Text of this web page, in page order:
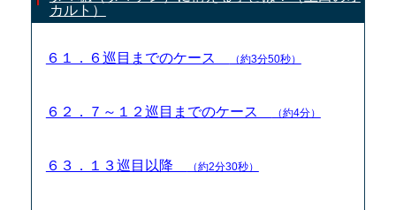
カルト）
６１．６巡目までのケース （約3分50秒）
６２．７～１２巡目までのケース （約4分）
６３．１３巡目以降 （約2分30秒）